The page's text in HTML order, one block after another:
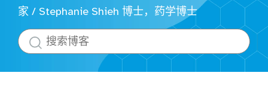
家 / Stephanie Shieh 博士，药学博士